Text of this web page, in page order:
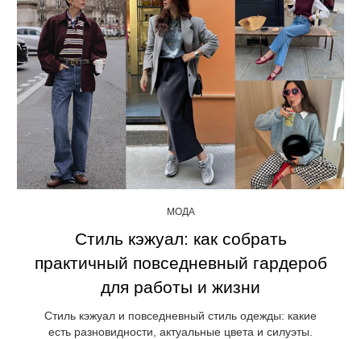
МОДА
Стиль кэжуал: как собрать
практичный повседневный гардероб
для работы и жизни
Стиль кэжуал и повседневный стиль одежды: какие
есть разновидности, актуальные цвета и силуэты.